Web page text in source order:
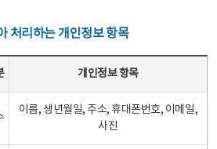
처리하는 개인정보 항목
개인정보 항목
이름, 생년월일, 주소, 휴대폰번호, 이메일,
사진